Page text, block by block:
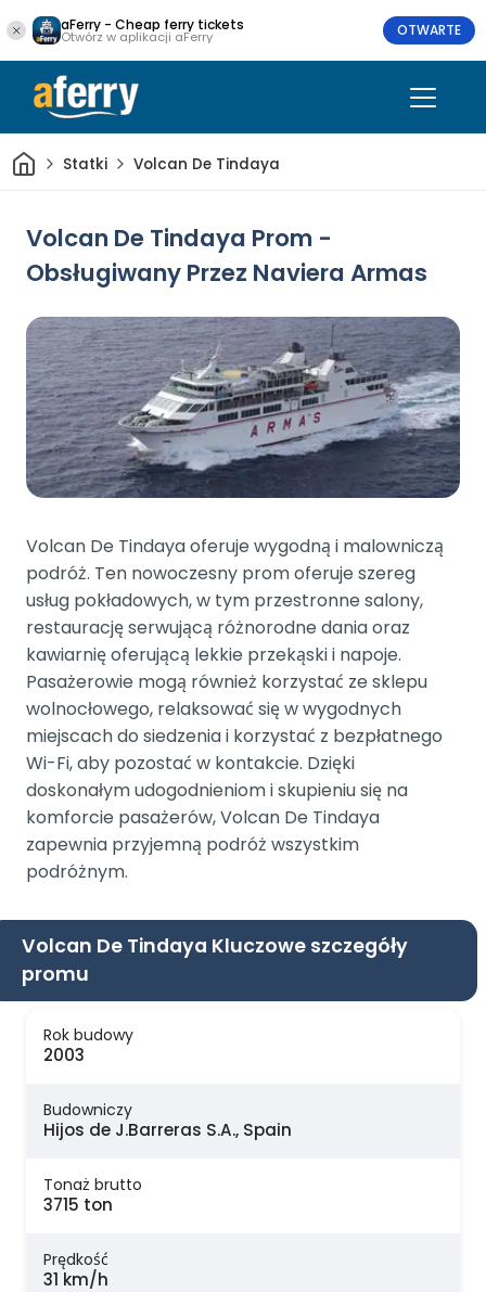
aFerry - Cheap ferry tickets
Otwórz w aplikacji aFerry OTWARTE
DomStatki Volcan De Tindaya
Volcan De Tindaya Prom -
Obsługiwany Przez Naviera Armas
Volcan De Tindaya oferuje wygodną i malowniczą
podróż. Ten nowoczesny prom oferuje szereg
usług pokładowych, w tym przestronne salony,
restaurację serwującą różnorodne dania oraz
kawiarnię oferującą lekkie przekąski i napoje.
Pasażerowie mogą również korzystać ze sklepu
wolnocłowego, relaksować się w wygodnych
miejscach do siedzenia i korzystać z bezpłatnego
Wi-Fi, aby pozostać w kontakcie. Dzięki
doskonałym udogodnieniom i skupieniu się na
komforcie pasażerów, Volcan De Tindaya
zapewnia przyjemną podróż wszystkim
podróżnym.
Volcan De Tindaya Kluczowe szczegóły
promu
Rok budowy
2003
Budowniczy
Hijos de J.Barreras S.A., Spain
Tonaż brutto
3715 ton
Prędkość
31 km/h